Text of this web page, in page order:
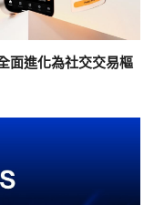
面進化為社交交易樞